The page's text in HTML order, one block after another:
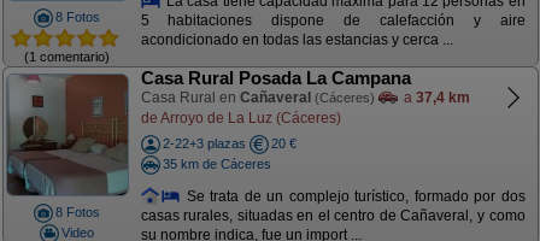
8 Fotos
(1 comentario)
5 habitaciones dispone de calefacción y aire
acondicionado en todas las estancias y cerca ...
8 Fotos
Video
Casa Rural Posada La Campana
Casa Rural en Cañaveral (Cáceres) a 37,4 km
de Arroyo de La Luz (Cáceres)
2-22+3 plazas
20 €
35 km de Cáceres
Se trata de un complejo turístico, formado por dos
casas rurales, situadas en el centro de Cañaveral, y como
su nombre indica, fue un import ...